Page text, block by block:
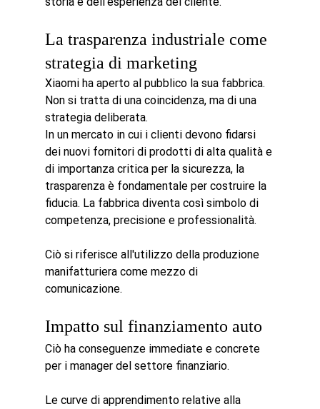
La trasparenza industriale come
strategia di marketing
Xiaomi ha aperto al pubblico la sua fabbrica.
Non si tratta di una coincidenza, ma di una
strategia deliberata.
In un mercato in cui i clienti devono fidarsi
dei nuovi fornitori di prodotti di alta qualità e
di importanza critica per la sicurezza, la
trasparenza è fondamentale per costruire la
fiducia. La fabbrica diventa così simbolo di
competenza, precisione e professionalità.
Ciò si riferisce all'utilizzo della produzione
manifatturiera come mezzo di
comunicazione.
Impatto sul finanziamento auto
Ciò ha conseguenze immediate e concrete
per i manager del settore finanziario.
Le curve di apprendimento relative alla